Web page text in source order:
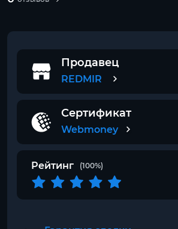
Продавец
REDMIR
Сертификат
Webmoney
Рейтинг (100%)